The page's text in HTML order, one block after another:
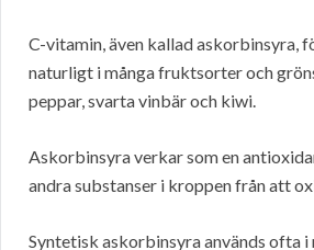
C-vitamin, även kallad askorbinsyra,
naturligt i många fruktsorter och
peppar, svarta vinbär och kiwi.
Askorbinsyra verkar som en
andra substanser i kroppen från att
Syntetisk askorbinsyra används ofta